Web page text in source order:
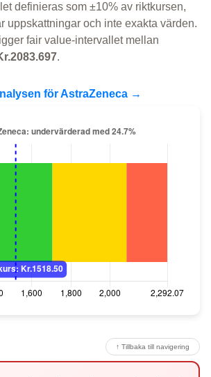
definieras som ±10% av riktkursen,
uppskattningar och inte exakta värden.
fair value-intervallet mellan
.
för AstraZeneca →
↑ Tillbaka till navigering